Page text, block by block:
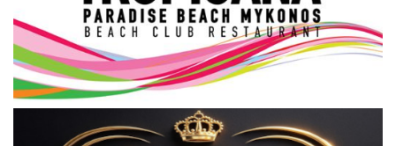
Cost Of Living Crisis
Opinion + Analysis